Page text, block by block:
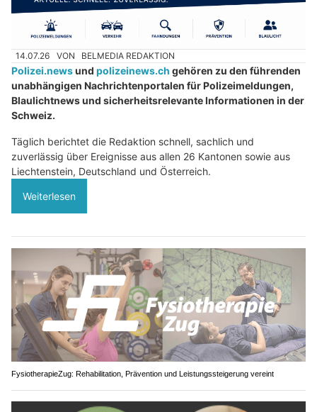
14.07.26 VON BELMEDIA REDAKTION
Polizei.newsund polizeinews.ch gehören zu den führenden
unabhängigen Nachrichtenportalen für Polizeimeldungen,
Blaulichtnews und sicherheitsrelevante Informationen in der
Schweiz.
Täglich berichtet die Redaktion schnell, sachlich und
zuverlässig über Ereignisse aus allen 26 Kantonen sowie aus
Liechtenstein, Deutschland und Österreich.
Weiterlesen
FysiotherapieZug: Rehabilitation, Prävention und Leistungssteigerung vereint